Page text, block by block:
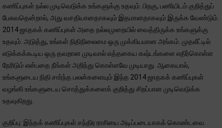
கணிப்புகள் நல்ல முடிவெடுக்க உங்களுக்கு உதவும். பிறகு, பணியிடம் குறித்துப்
பேசுவதென்றால், அது வசதியானதாகவும் இதமானதாகவும் இருக்க வேண்டும்.
2014 ஜாதகக் கணிப்புகள் அதை நல்லமுறையில் வைத்திருக்க உங்களுக்கு
உதவும். அடுத்து, உங்கள் நிதிநிலைமை ஒரு முக்கியமான அங்கம். முதலீட்டில்
எடுக்கக்கூடிய ஒரு தவறான முடிவால் எத்தகைய கஷ்டங்களை எதிர்கொள்ள
நேரிடும் என்பதை நீங்கள் அறிந்து கொள்ளவே முடியாது. ஆகையால்,
உங்களுடைய நிதி சார்ந்த பலன்களையும் இந்த 2014 ஜாதகக் கணிப்புகள்
வழங்கி உங்களுடைய சொத்துக்களைக் குறித்து சிறப்பான முடிவெடுக்க
உதவுகிறது.
குறிப்பு: இந்தக் கணிப்புகள் சந்திர ராசியை அடிப்படையாகக் கொண்டவை.